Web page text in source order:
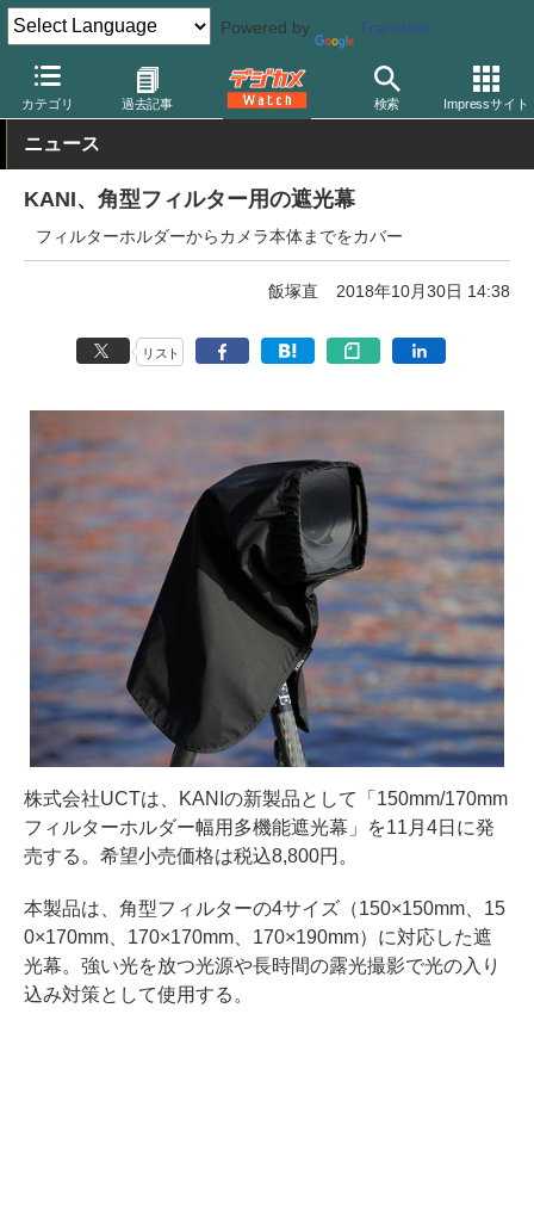
Powered by Translate
カテゴリ 過去記事 検索 Impressサイト
デジカメ Watch レンズ レンズフィルター カニ
ニュース
KANI、角型フィルター用の遮光幕
フィルターホルダーからカメラ本体までをカバー
飯塚直 2018年10月30日 14:38
リスト
株式会社UCTは、KANIの新製品として「150mm/170mm
フィルターホルダー幅用多機能遮光幕」を11月4日に発
売する。希望小売価格は税込8,800円。
本製品は、角型フィルターの4サイズ（150×150mm、15
0×170mm、170×170mm、170×190mm）に対応した遮
光幕。強い光を放つ光源や長時間の露光撮影で光の入り
込み対策として使用する。